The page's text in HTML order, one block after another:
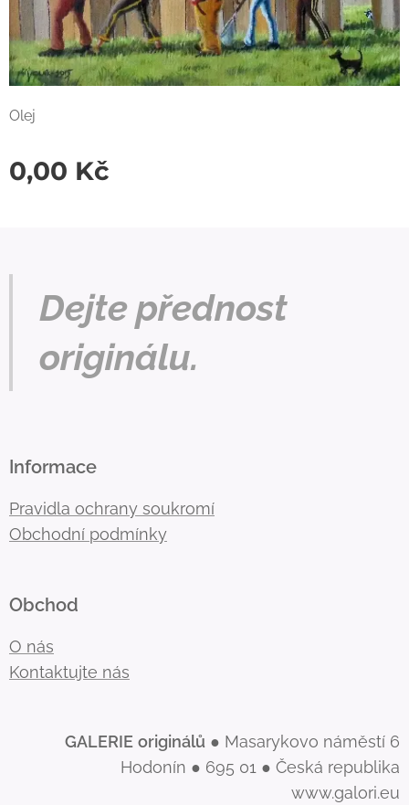
Olej
0,00 Kč
Dejte přednost
originálu.
Informace
Pravidla ochrany soukromí
Obchodní podmínky
Obchod
O nás
Kontaktujte nás
GALERIE originálů ● Masarykovo náměstí 6
Hodonín ● 695 01 ● Česká republika
www.galori.eu